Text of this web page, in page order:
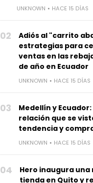
UNKNOWN HACE 15 DÍAS
02
Adiós al "carrito
estrategias para
ventas en las
de año en Ecuador
UNKNOWN HACE 15 DÍAS
03
Medellín y
relación que se
tendencia y
UNKNOWN HACE 15 DÍAS
04
Hero inaugura una
tienda en Quito y